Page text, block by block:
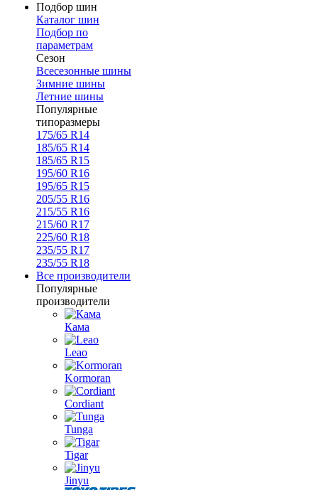
Подбор шин
Каталог шин
Подбор по
параметрам
Сезон
Всесезонные шины
Зимние шины
Летние шины
Популярные
типоразмеры
175/65 R14
185/65 R14
185/65 R15
195/60 R16
195/65 R15
205/55 R16
215/55 R16
215/60 R17
225/60 R18
235/55 R17
235/55 R18
Все производители
Популярные
производители
Кама
Leao
Kormoran
Cordiant
Tunga
Tigar
Jinyu